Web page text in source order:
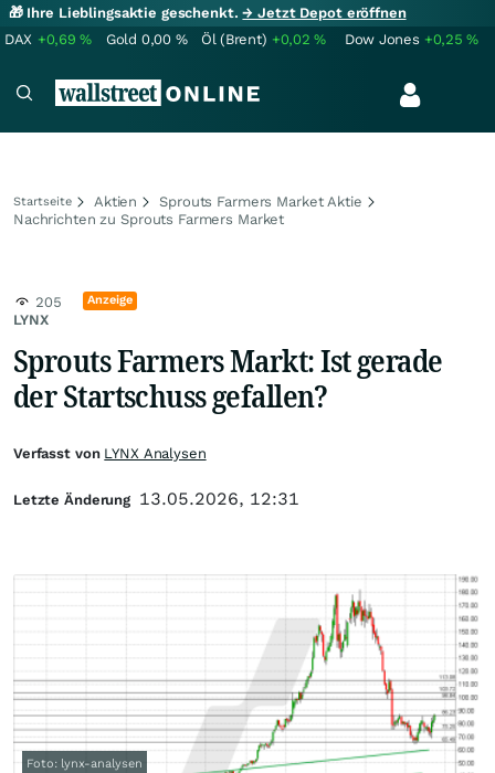
🎁 Ihre Lieblingsaktie geschenkt.→ Jetzt Depot eröffnen
DAX +0,69% Gold 0,00 % Öl (Brent) +0,02% Dow Jones +0,25%
Startseite Aktien
Sprouts Farmers Market Aktie
Nachrichten zu Sprouts Farmers Market
LYNX
205 Anzeige
Sprouts Farmers Markt: Ist gerade
der Startschuss gefallen?
Foto: lynx-analysen
Verfasst von LYNX Analysen
Letzte Änderung 13.05.2026, 12:31